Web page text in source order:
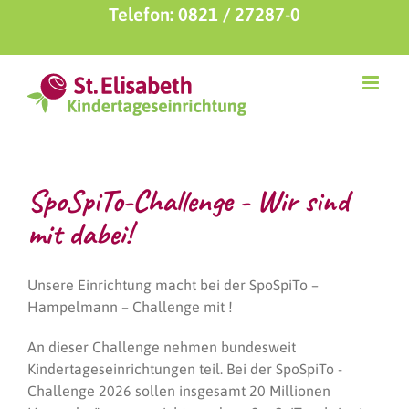
springen
Telefon: 0821 / 27287-0
SpoSpiTo-Challenge - Wir sind
mit dabei!
Unsere Einrichtung macht bei der SpoSpiTo –
Hampelmann – Challenge mit !
An dieser Challenge nehmen bundesweit
Kindertageseinrichtungen teil. Bei der SpoSpiTo -
Challenge 2026 sollen insgesamt 20 Millionen